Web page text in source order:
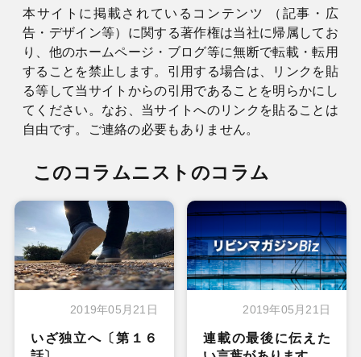
本サイトに掲載されているコンテンツ （記事・広
告・デザイン等）に関する著作権は当社に帰属してお
り、他のホームページ・ブログ等に無断で転載・転用
することを禁止します。引用する場合は、リンクを貼
る等して当サイトからの引用であることを明らかにし
てください。なお、当サイトへのリンクを貼ることは
自由です。ご連絡の必要もありません。
このコラムニストのコラム
2019年05月21日
いざ独立へ〔第１６
2019年05月21日
連載の最後に伝えた